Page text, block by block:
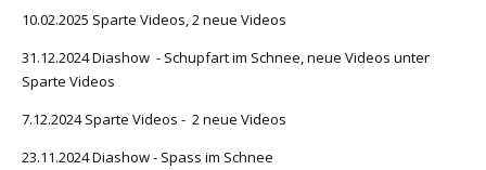
10.02.2025 Sparte Videos, 2 neue Videos
31.12.2024 Diashow - Schupfart im Schnee, neue Videos unter
Sparte Videos
7.12.2024 Sparte Videos - 2 neue Videos
23.11.2024 Diashow - Spass im Schnee